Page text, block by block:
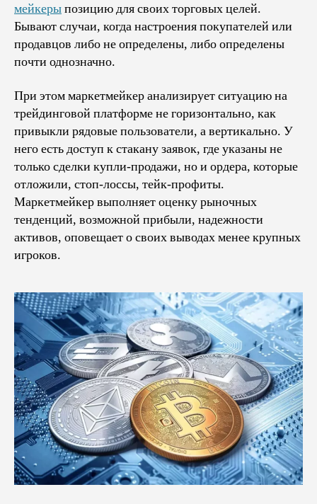
мейкерыпозицию для своих торговых целей.
Бывают случаи, когда настроения покупателей или
продавцов либо не определены, либо определены
почти однозначно.
При этом маркетмейкер анализирует ситуацию на
трейдинговой платформе не горизонтально, как
привыкли рядовые пользователи, а вертикально. У
него есть доступ к стакану заявок, где указаны не
только сделки купли-продажи, но и ордера, которые
отложили, стоп-лоссы, тейк-профиты.
Маркетмейкер выполняет оценку рыночных
тенденций, возможной прибыли, надежности
активов, оповещает о своих выводах менее крупных
игроков.